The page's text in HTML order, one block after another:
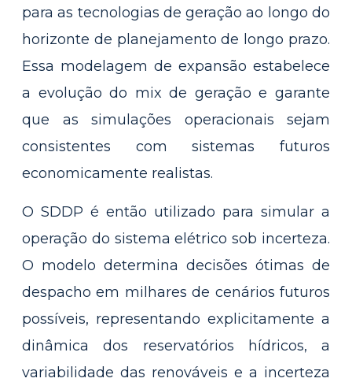
para as tecnologias de geração ao longo do
horizonte de planejamento de longo prazo.
Essa modelagem de expansão estabelece
a evolução do mix de geração e garante
que as simulações operacionais sejam
consistentes com sistemas futuros
economicamente realistas.
O SDDP é então utilizado para simular a
operação do sistema elétrico sob incerteza.
O modelo determina decisões ótimas de
despacho em milhares de cenários futuros
possíveis, representando explicitamente a
dinâmica dos reservatórios hídricos, a
variabilidade das renováveis e a incerteza